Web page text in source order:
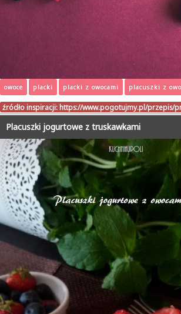
owoce placki placki z owocami placuszki z
źródło inspiracji: https://www.pogotujmy.pl/przepis/
Placuszki jogurtowe z truskawkami